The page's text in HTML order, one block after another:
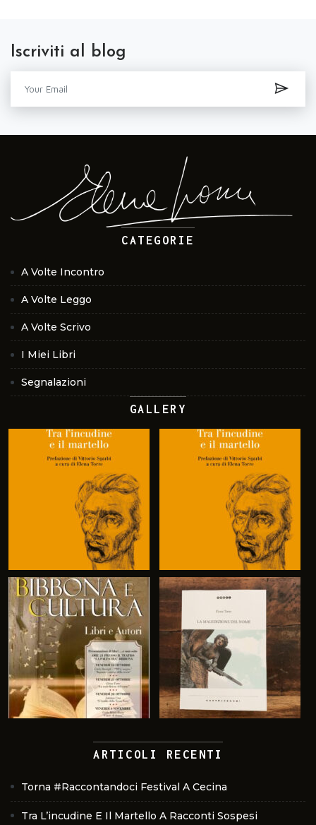
Iscriviti al blog
CATEGORIE
A Volte Incontro
A Volte Leggo
A Volte Scrivo
I Miei Libri
Segnalazioni
GALLERY
ARTICOLI RECENTI
Torna #Raccontandoci Festival A Cecina
Tra L’incudine E Il Martello A Racconti Sospesi